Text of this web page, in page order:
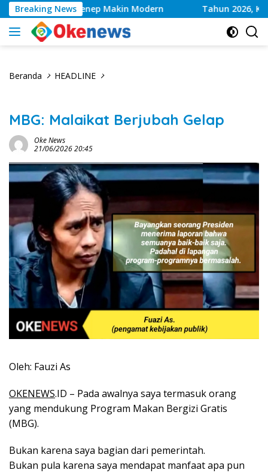
Langsung
ke
konten
Breaking News
Sumenep Makin Modern Tahun 2026, Kwalitas
Beranda HEADLINE
MBG: Malaikat Berjubah Gelap
Oke News
21/06/2026 20:45
Oleh: Fauzi As
OKENEWS.ID – Pada awalnya saya termasuk orang
yang mendukung Program Makan Bergizi Gratis
(MBG).
Bukan karena saya bagian dari pemerintah.
Bukan pula karena saya mendapat manfaat apa pun